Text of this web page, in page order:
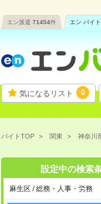
エン派遣 71454件 エン バイト
気になるリスト 0
バイトTOP 関東 神奈川
設定中の検索
麻生区 / 総務・人事・労務